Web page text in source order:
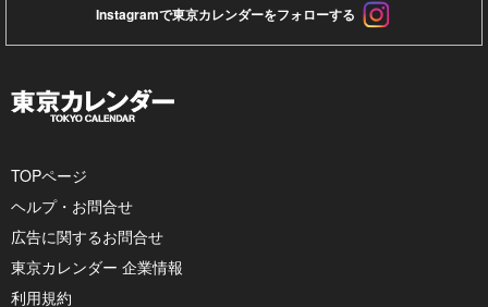
Instagramで東京カレンダーをフォローする
TOPページ
ヘルプ・お問合せ
広告に関するお問合せ
東京カレンダー 企業情報
利用規約